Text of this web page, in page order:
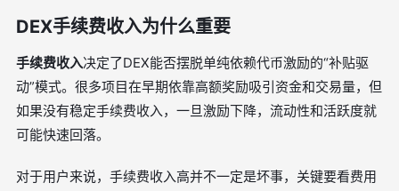
DEX手续费收入为什么重要
手续费收入决定了DEX能否摆脱单纯依赖代币激励的“补贴驱
动”模式。很多项目在早期依靠高额奖励吸引资金和交易量，但
如果没有稳定手续费收入，一旦激励下降，流动性和活跃度就
可能快速回落。
对于用户来说，手续费收入高并不一定是坏事，关键要看费用